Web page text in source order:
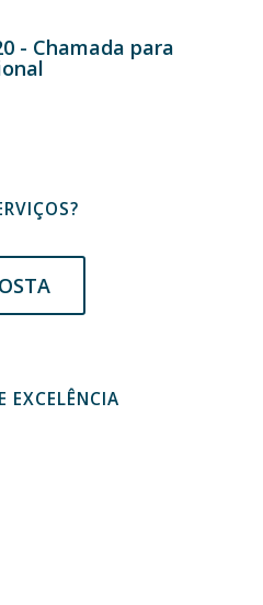
- Chamada para
EXCELÊNCIA